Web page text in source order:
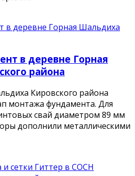
в деревне Горная
района
Кировского района
монтажа фундамента. Для
свай диаметром 89 мм
дополнили металлическими